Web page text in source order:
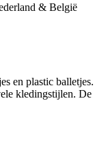
& België
en plastic balletjes.
kledingstijlen. De